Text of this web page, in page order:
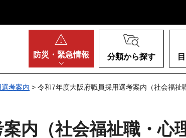
防災・ 緊急情報 分類から探す
考案内 > 令和7年度大阪府職員採用選考案内（社会福祉
内（社会福祉職・心